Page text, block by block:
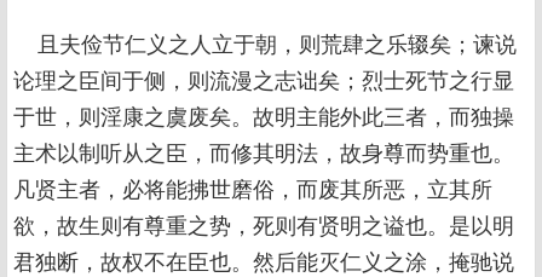
且夫俭节仁义之人立于朝，则荒肆之乐辍矣；谏说
论理之臣间于侧，则流漫之志诎矣；烈士死节之行显
于世，则淫康之虞废矣。故明主能外此三者，而独操
主术以制听从之臣，而修其明法，故身尊而势重也。
凡贤主者，必将能拂世磨俗，而废其所恶，立其所
欲，故生则有尊重之势，死则有贤明之谥也。是以明
君独断，故权不在臣也。然后能灭仁义之涂，掩驰说